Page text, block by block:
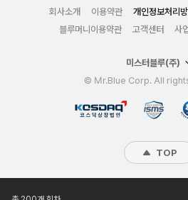
회사소개 이용약관 개인정보처리
블루머니이용약관
고객센터 사
미스터블루(주)
© Mr.Blue Corp. All
TOP